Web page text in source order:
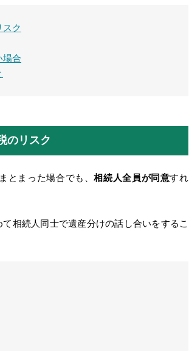
スク
場合
のリスク
とまった場合でも、相続人全員が同意すれ
相続人同士で遺産分けの話し合いをするこ